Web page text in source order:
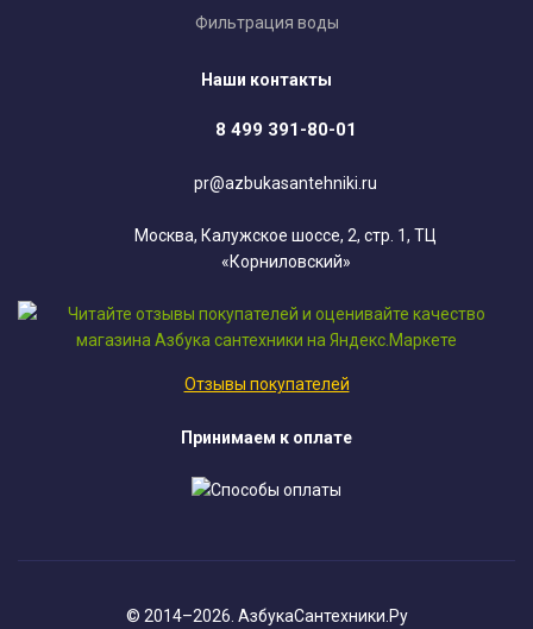
Фильтрация воды
Наши контакты
8 499 391-80-01
pr@azbukasantehniki.ru
Москва, Калужское шоссе, 2, стр. 1, ТЦ
«Корниловский»
Отзывы покупателей
Принимаем к оплате
© 2014–2026. АзбукаСантехники.Ру